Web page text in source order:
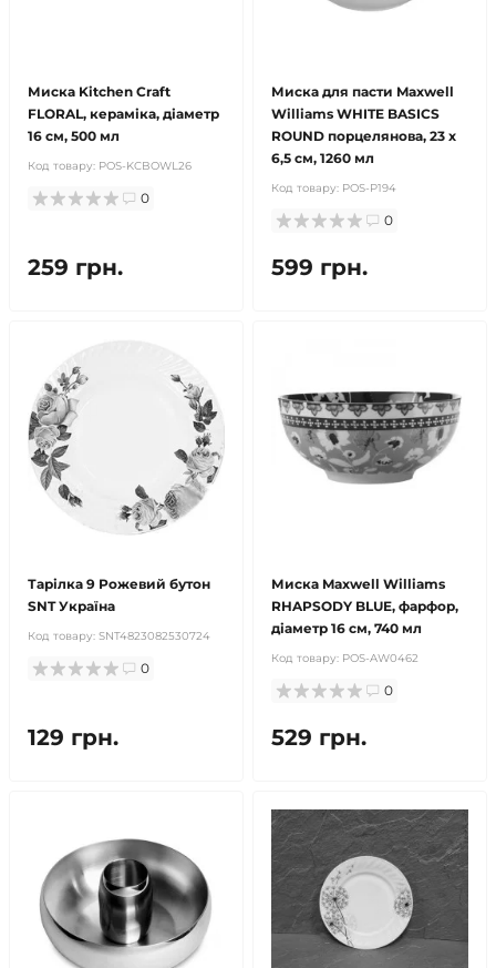
Миска Kitchen Craft
FLORAL, кераміка, діаметр
16 см, 500 мл
Код товару: POS-KCBOWL26
0
259 грн.
Миска для пасти Maxwell
Williams WHITE BASICS
ROUND порцелянова, 23 х
6,5 см, 1260 мл
Код товару: POS-P194
0
599 грн.
Тарілка 9 Рожевий бутон
SNT Україна
Код товару: SNT4823082530724
0
129 грн.
Миска Maxwell Williams
RHAPSODY BLUE, фарфор,
діаметр 16 см, 740 мл
Код товару: POS-AW0462
0
529 грн.